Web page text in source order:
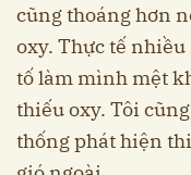
cũng thoáng hơn
oxy. Thực tế
tố làm mình mệt
thiếu oxy. Tôi
thống phát hiện